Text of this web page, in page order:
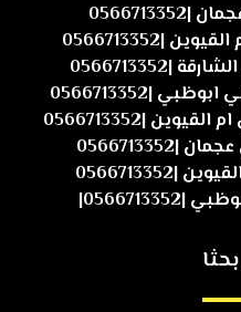
|0566713352
|0566713352
|0566713352